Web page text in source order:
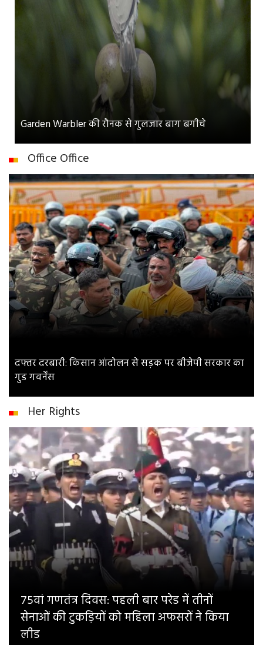
Garden Warbler की रौनक से गुलजार बाग बगीचे
Office Office
दफ्तर दरबारी: किसान आंदोलन से सड़क पर बीजेपी सरकार का
गुड गवर्नेंस
Her Rights
75वां गणतंत्र दिवस: पहली बार परेड में तीनों
सेनाओं की टुकड़ियों को महिला अफसरों ने किया
लीड